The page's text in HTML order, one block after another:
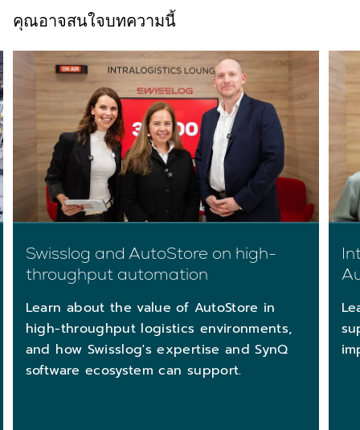
คุณอาจสนใจบทความนี้
Swisslog and AutoStore on high-
throughput automation
Learn about the value of AutoStore in
high-throughput logistics environments,
and how Swisslog's expertise and SynQ
software ecosystem can support.